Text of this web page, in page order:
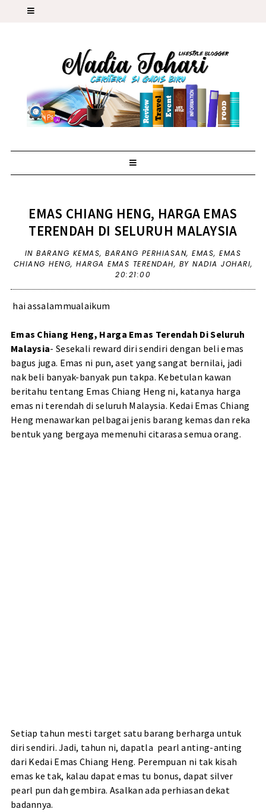
EMAS CHIANG HENG, HARGA EMAS
TERENDAH DI SELURUH MALAYSIA
INBARANG KEMAS,BARANG PERHIASAN,EMAS,EMAS
CHIANG HENG, HARGA EMAS TERENDAH, BY NADIA JOHARI,
20:21:00
hai assalammualaikum
Emas Chiang Heng, Harga Emas Terendah Di Seluruh
Malaysia- Sesekali reward diri sendiri dengan beli emas
bagus juga. Emas ni pun, aset yang sangat bernilai, jadi
nak beli banyak-banyak pun takpa. Kebetulan kawan
beritahu tentang Emas Chiang Heng ni, katanya harga
emas ni terendah di seluruh Malaysia. Kedai Emas Chiang
Heng menawarkan pelbagai jenis barang kemas dan reka
bentuk yang bergaya memenuhi citarasa semua orang.
Setiap tahun mesti target satu barang berharga untuk
diri sendiri. Jadi, tahun ni, dapatla pearl anting-anting
dari Kedai Emas Chiang Heng. Perempuan ni tak kisah
emas ke tak, kalau dapat emas tu bonus, dapat silver
pearl pun dah gembira. Asalkan ada perhiasan dekat
badannya.